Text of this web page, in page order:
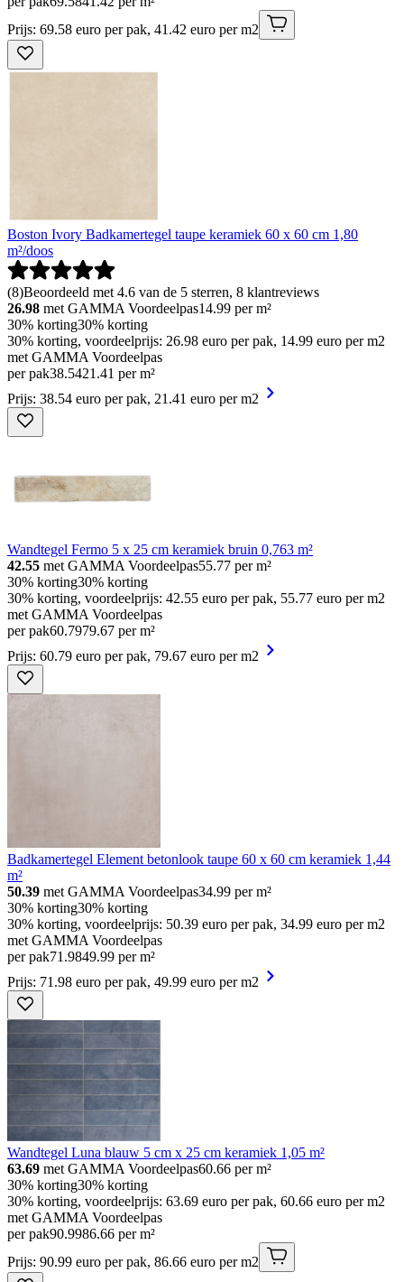
Prijs: 69.58 euro per pak, 41.42 euro per m2
Boston Ivory Badkamertegel taupe keramiek 60 x 60 cm 1,80
m²/doos
(8)Beoordeeld met 4.6 van de 5 sterren, 8 klantreviews
26.98 met GAMMA Voordeelpas14.99 per m²
30% korting30% korting
30% korting, voordeelprijs: 26.98 euro per pak, 14.99 euro per m2
met GAMMA Voordeelpas
per pak38.5421.41 per m²
Prijs: 38.54 euro per pak, 21.41 euro per m2
Wandtegel Fermo 5 x 25 cm keramiek bruin 0,763 m²
42.55 met GAMMA Voordeelpas55.77 per m²
30% korting30% korting
30% korting, voordeelprijs: 42.55 euro per pak, 55.77 euro per m2
met GAMMA Voordeelpas
per pak60.7979.67 per m²
Prijs: 60.79 euro per pak, 79.67 euro per m2
Badkamertegel Element betonlook taupe 60 x 60 cm keramiek 1,44
m²
50.39 met GAMMA Voordeelpas34.99 per m²
30% korting30% korting
30% korting, voordeelprijs: 50.39 euro per pak, 34.99 euro per m2
met GAMMA Voordeelpas
per pak71 .9849.99 per m²
Prijs: 71.98 euro per pak, 49.99 euro per m2
Wandtegel Luna blauw 5 cm x 25 cm keramiek 1,05 m²
63.69 met GAMMA Voordeelpas60.66 per m²
30% korting30% korting
30% korting, voordeelprijs: 63.69 euro per pak, 60.66 euro per m2
met GAMMA Voordeelpas
per pak90.9986.66 per m²
Prijs: 90.99 euro per pak, 86.66 euro per m2